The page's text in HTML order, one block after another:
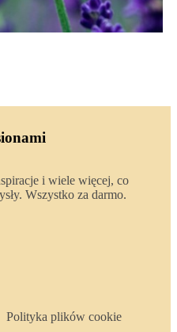
i wiele więcej, co
Wszystko za darmo.
Polityka plików cookie